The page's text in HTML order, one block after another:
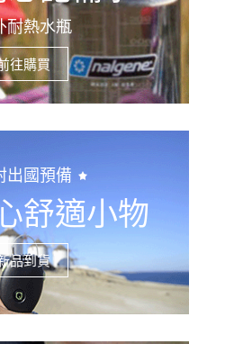
耐熱水瓶
往購買
出國預備
舒適小物
品到貨